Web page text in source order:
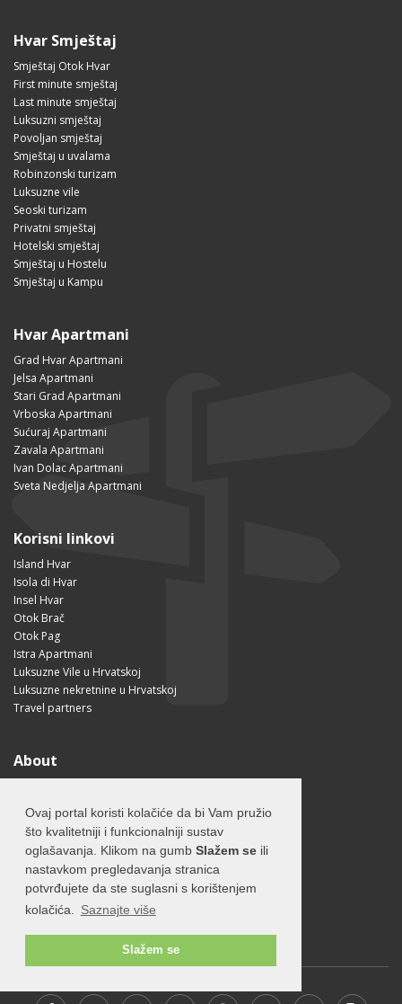
Ovaj portal koristi kolačiće da bi Vam pružio
što kvalitetniji i funkcionalniji sustav
oglašavanja. Klikom na gumb Slažem se ili
nastavkom pregledavanja stranica
potvrđujete da ste suglasni s korištenjem
kolačića.
Saznajte više
Slažem se
Hvar Smještaj
Smještaj Otok Hvar
First minute smještaj
Last minute smještaj
Luksuzni smještaj
Povoljan smještaj
Smještaj u uvalama
Robinzonski turizam
Luksuzne vile
Seoski turizam
Privatni smještaj
Hotelski smještaj
Smještaj u Hostelu
Smještaj u Kampu
Hvar Apartmani
Grad Hvar Apartmani
Jelsa Apartmani
Stari Grad Apartmani
Vrboska Apartmani
Sućuraj Apartmani
Zavala Apartmani
Ivan Dolac Apartmani
Sveta Nedjelja Apartmani
Korisni linkovi
Island Hvar
Isola di Hvar
Insel Hvar
Otok Brač
Otok Pag
Istra Apartmani
Luksuzne Vile u Hrvatskoj
Luksuzne nekretnine u Hrvatskoj
Travel partners
About
Uvjeti korištenja
Pravilnik o privatnosti
Korisne informacije
Kako doći na Hvar?
Free Mobile App
Visit Croatia